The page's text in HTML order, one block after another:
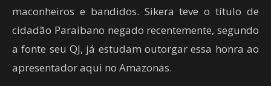
maconheiros e bandidos. Sikera teve o título de
cidadão Paraibano negado recentemente, segundo
a fonte seu QJ, já estudam outorgar essa honra ao
apresentador aqui no Amazonas.